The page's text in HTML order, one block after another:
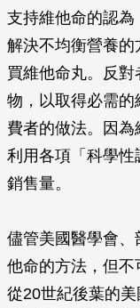
支持維他命的認
解決不均衡營養
買維他命丸。反
物，以取得必需
費者的做法。因
利用各項「科學
銷售量。
儘管美國醫學會
他命的方法，但不
從20世紀後葉的